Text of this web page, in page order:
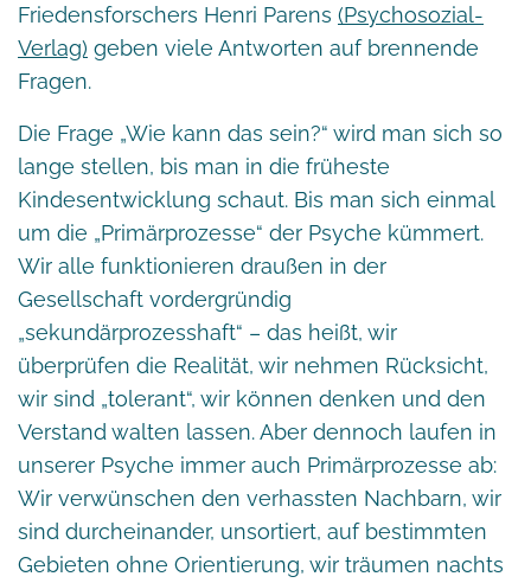
Friedensforschers Henri Parens (Psychosozial-
Verlag) geben viele Antworten auf brennende
Fragen.
Die Frage „Wie kann das sein?“ wird man sich so
lange stellen, bis man in die früheste
Kindesentwicklung schaut. Bis man sich einmal
um die „Primärprozesse“ der Psyche kümmert.
Wir alle funktionieren draußen in der
Gesellschaft vordergründig
„sekundärprozesshaft“ – das heißt, wir
überprüfen die Realität, wir nehmen Rücksicht,
wir sind „tolerant“, wir können denken und den
Verstand walten lassen. Aber dennoch laufen in
unserer Psyche immer auch Primärprozesse ab:
Wir verwünschen den verhassten Nachbarn, wir
sind durcheinander, unsortiert, auf bestimmten
Gebieten ohne Orientierung, wir träumen nachts